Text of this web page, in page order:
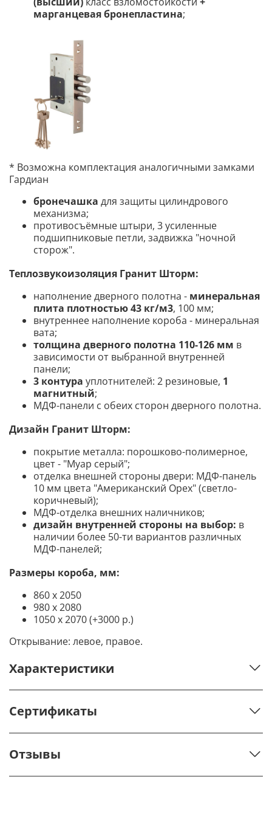
марганцевая бронепластина;
* Возможна комплектация аналогичными замками
Гардиан
бронечашка для защиты цилиндрового
механизма;
противосъёмные штыри, 3 усиленные
подшипниковые петли, задвижка "ночной
сторож".
Теплозвукоизоляция Гранит Шторм:
наполнение дверного полотна - минеральная
плита плотностью 43 кг/м3, 100 мм;
внутреннее наполнение короба - минеральная
вата;
толщина дверного полотна 110-126 мм в
зависимости от выбранной внутренней
панели;
3 контура уплотнителей: 2 резиновые, 1
магнитный;
МДФ-панели с обеих сторон дверного полотна.
Дизайн Гранит Шторм:
покрытие металла: порошково-полимерное,
цвет - "Муар серый";
отделка внешней стороны двери: МДФ-панель
10 мм цвета "Американский Орех" (светло-
коричневый);
МДФ-отделка внешних наличников;
дизайн внутренней стороны на выбор: в
наличии более 50-ти вариантов различных
МДФ-панелей;
Размеры короба, мм:
860 х 2050
980 х 2080
1050 х 2070 (+3000 р.)
Открывание: левое, правое.
Характеристики
Сертификаты
Отзывы